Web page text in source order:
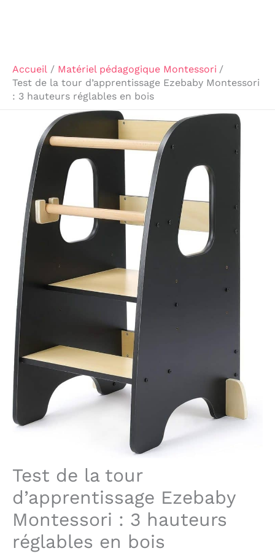
Accueil
Matériel pédagogique Montessori
Test de la tour d’apprentissage Ezebaby Montessori
: 3 hauteurs réglables en bois
Test de la tour
d’apprentissage Ezebaby
Montessori : 3 hauteurs
réglables en bois